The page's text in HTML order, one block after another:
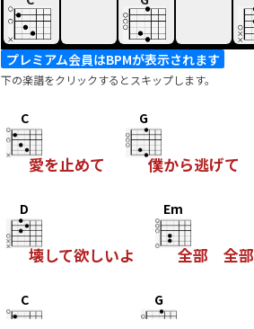
プレミアム会員はBPMが表示されます
下の楽譜をクリックするとスキップします。
C
愛を止めて
G
僕から逃げて
D
壊して欲しいよ
Em
全部 全部
C G